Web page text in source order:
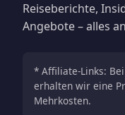
Reiseberichte,
Angebote – alles
* Affiliate-Links:
erhalten wir eine
Mehrkosten.